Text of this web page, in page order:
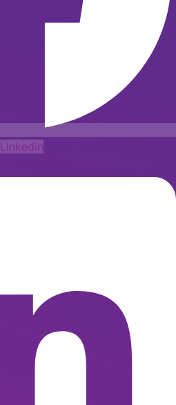
Linkedin